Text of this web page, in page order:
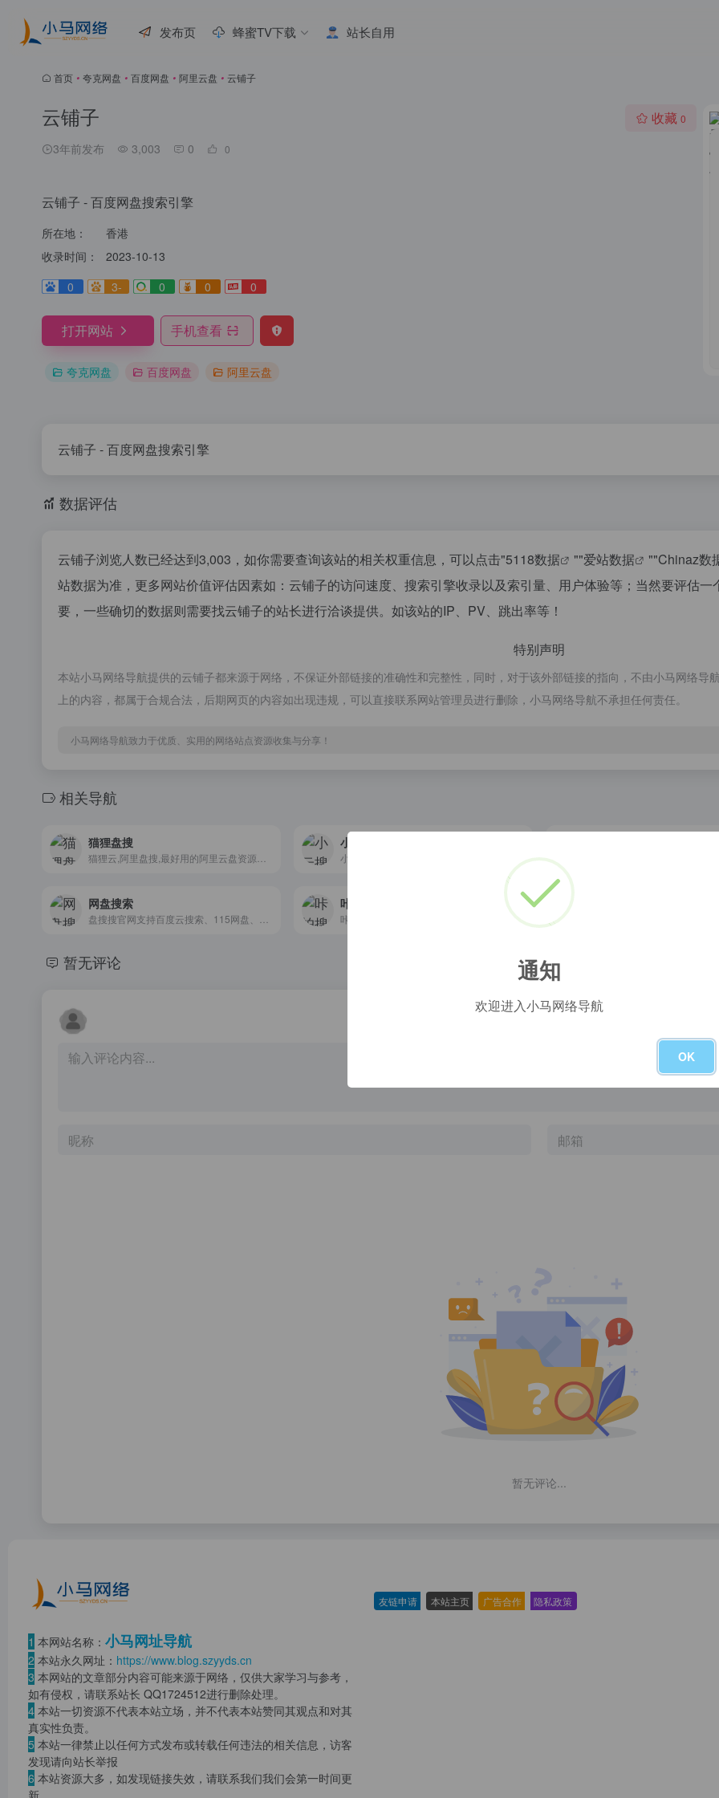
发布页 蜂蜜TV下载 站长自用
首页 • 夸克网盘 • 百度网盘 • 阿里云盘 • 云铺子
云铺子
3年前发布 3,003 0 0
收藏 0
云铺子 - 百度网盘搜索引擎
所在地：
香港
收录时间：
2023-10-13
0
3- 0 0 0
打开网站 手机查看
夸克网盘 百度网盘 阿里云盘
云铺子 - 百度网盘搜索引擎
数据评估
云铺子浏览人数已经达到3,003，如你需要查询该站的相关权重信息，可以点击"5118数据 ""爱站数据 ""Chinaz数
站数据为准，更多网站价值评估因素如：云铺子的访问速度、搜索引擎收录以及索引量、用户体验等；当然要评估
要，一些确切的数据则需要找云铺子的站长进行洽谈提供。如该站的IP、PV、跳出率等！
特别声明
本站小马网络导航提供的云铺子都来源于网络，不保证外部链接的准确性和完整性，同时，对于该外部链接的指向，不由小马网络
上的内容，都属于合规合法，后期网页的内容如出现违规，可以直接联系网站管理员进行删除，小马网络导航不承担任何责任。
小马网络导航致力于优质、实用的网络站点资源收集与分享！
相关导航
猫狸盘搜 小云搜索
网盘搜索 咔帕搜索
咔帕搜索（www.CuppaSo.fun）是一个资源超丰富的综合资源搜索网站,咔帕搜索专注于收录全网综合盘资源，包括：影视资源、音乐资源、图片资源、电子书资源、软件资源、小说资源等等。只需要输入关键词即可搜索综合云盘资源,直接提供综合云盘分享链接,大家可以保存至自己的综合云盘,或者直接下载。
暂无评论
暂无评论...
1 本网站名称： 小马网址导航
2 本站永久网址： https://www.blog.szyyds.cn
3 本网站的文章部分内容可能来源于网络，仅供大家学习与参考，
如有侵权，请联系站长 QQ1724512进行删除处理。
4 本站一切资源不代表本站立场，并不代表本站赞同其观点和对其
真实性负责。
5 本站一律禁止以任何方式发布或转载任何违法的相关信息，访客
发现请向站长举报
6 本站资源大多，如发现链接失效，请联系我们我们会第一时间更
友链申请 本站主页 广告合作 隐私政策
通知
欢迎进入小马网络导航
OK